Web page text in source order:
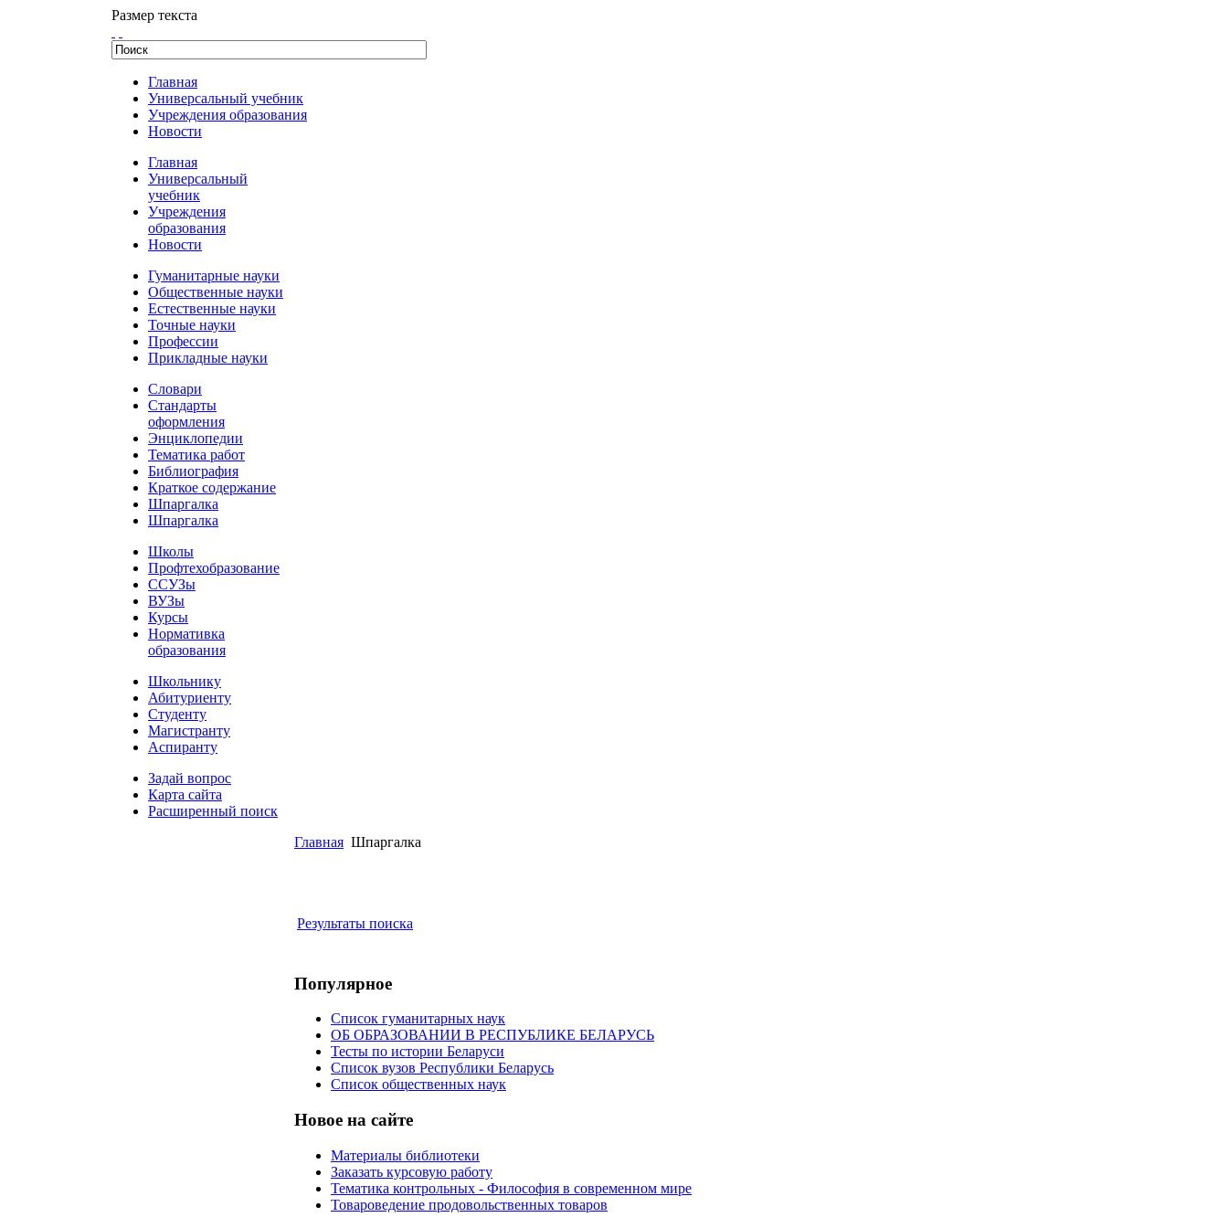
Размер текста
Главная
Универсальный учебник
Учреждения образования
Новости
Главная
Универсальный
учебник
Учреждения
образования
Новости
Гуманитарные науки
Общественные науки
Естественные науки
Точные науки
Профессии
Прикладные науки
Словари
Стандарты
оформления
Энциклопедии
Тематика работ
Библиография
Краткое содержание
Шпаргалка
Шпаргалка
Школы
Профтехобразование
ССУЗы
ВУЗы
Курсы
Нормативка
образования
Школьнику
Абитуриенту
Студенту
Магистранту
Аспиранту
Задай вопрос
Карта сайта
Расширенный поиск
Главная Шпаргалка
Результаты поиска
Популярное
Список гуманитарных наук
ОБ ОБРАЗОВАНИИ В РЕСПУБЛИКЕ БЕЛАРУСЬ
Тесты по истории Беларуси
Список вузов Республики Беларусь
Список общественных наук
Новое на сайте
Материалы библиотеки
Заказать курсовую работу
Тематика контрольных - Философия в современном мире
Товароведение продовольственных товаров